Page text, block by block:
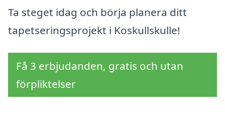
Ta steget idag och börja planera ditt
tapetseringsprojekt i Koskullskulle!
Få 3 erbjudanden, gratis och utan
förpliktelser